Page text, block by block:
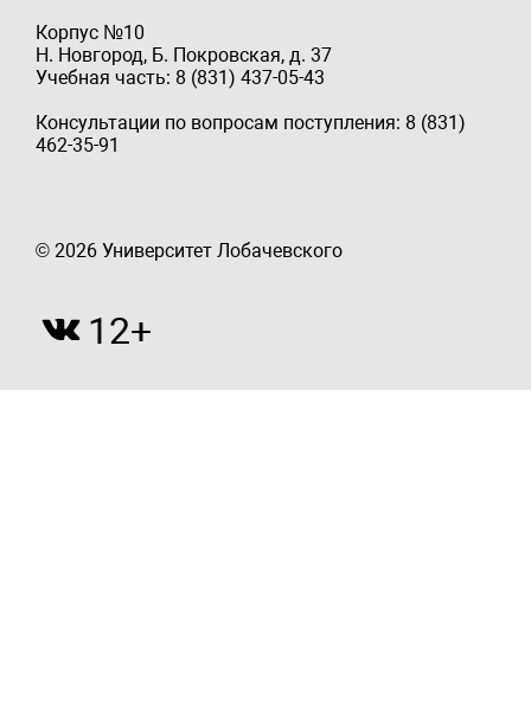
Корпус №10
Н. Новгород, Б. Покровская, д. 37
Учебная часть: 8 (831) 437-05-43
Консультации по вопросам поступления: 8 (831)
462-35-91
© 2026 Университет Лобачевского
12+